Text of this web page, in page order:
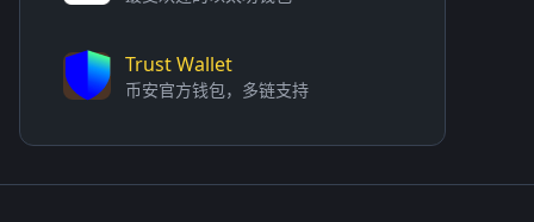
Trust Wallet
币安官方钱包，多链支持